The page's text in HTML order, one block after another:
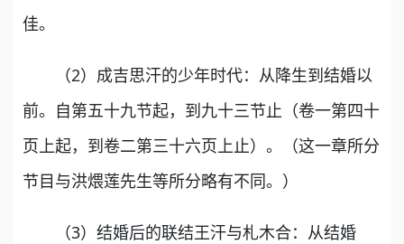
佳。
（2）成吉思汗的少年时代：从降生到结婚以
前。自第五十九节起，到九十三节止（卷一第四十
页上起，到卷二第三十六页上止）。（这一章所分
节目与洪煨莲先生等所分略有不同。）
（3）结婚后的联结王汗与札木合：从结婚